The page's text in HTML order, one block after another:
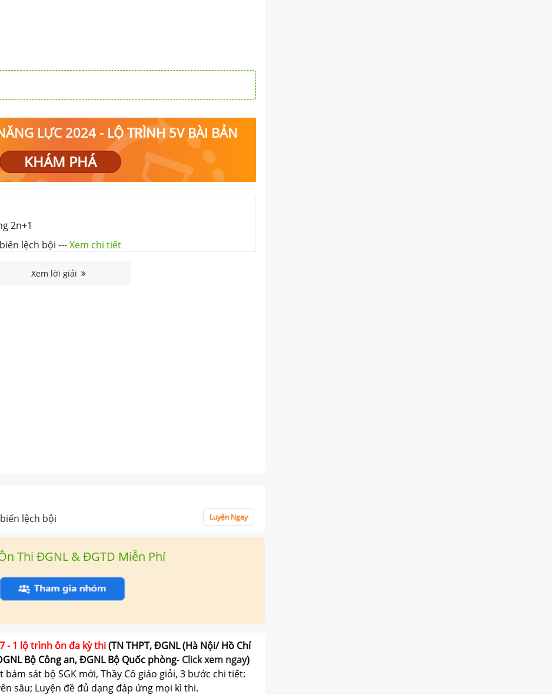
LỰC 2024 - LỘ TRÌNH 5V BÀI BẢN
KHÁM PHÁ
2n+1
lệch bội ---Xem chi tiết
Xem lời giải
lệch bội
Luyện Ngay
Thi ĐGNL & ĐGTD Miễn Phí
- 1 lộ trình ôn đa kỳ thi(TN THPT, ĐGNL (Hà Nội/ Hồ Chí
Bộ Công an, ĐGNL Bộ Quốc phòng- Click xem ngay)
bám sát bộ SGK mới, Thầy Cô giáo giỏi, 3 bước chi tiết:
sâu; Luyện đề đủ dạng đáp ứng mọi kì thi.